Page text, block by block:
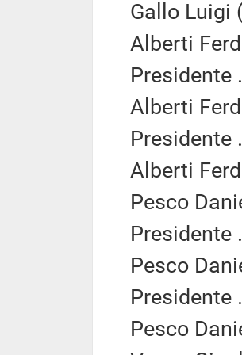
Gallo Luigi
Alberti
Presidente
Alberti
Presidente
Alberti
Pesco
Presidente
Pesco
Presidente
Pesco